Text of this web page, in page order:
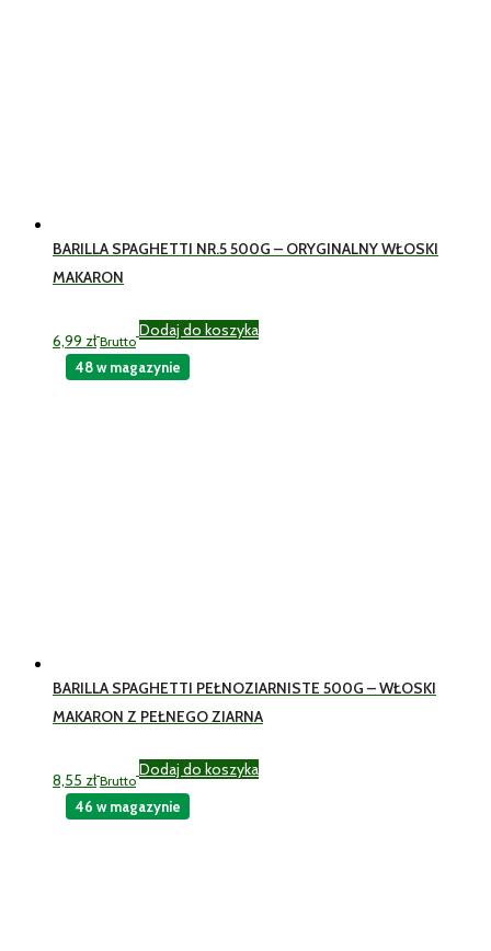
BARILLA SPAGHETTI NR.5 500G – ORYGINALNY WŁOSKI
MAKARON
6,99 zł Brutto
Dodaj do koszyka
BARILLA SPAGHETTI PEŁNOZIARNISTE 500G – WŁOSKI
MAKARON Z PEŁNEGO ZIARNA
8,55 zł Brutto
Dodaj do koszyka
48 w magazynie
46 w magazynie